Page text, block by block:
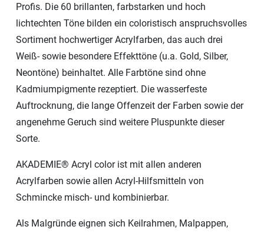
Profis. Die 60 brillanten, farbstarken und hoch
lichtechten Töne bilden ein coloristisch anspruchsvolles
Sortiment hochwertiger Acrylfarben, das auch drei
Weiß- sowie besondere Effekttöne (u.a. Gold, Silber,
Neontöne) beinhaltet. Alle Farbtöne sind ohne
Kadmiumpigmente rezeptiert. Die wasserfeste
Auftrocknung, die lange Offenzeit der Farben sowie der
angenehme Geruch sind weitere Pluspunkte dieser
Sorte.
AKADEMIE® Acryl color ist mit allen anderen
Acrylfarben sowie allen Acryl-Hilfsmitteln von
Schmincke misch- und kombinierbar.
Als Malgründe eignen sich Keilrahmen, Malpappen,